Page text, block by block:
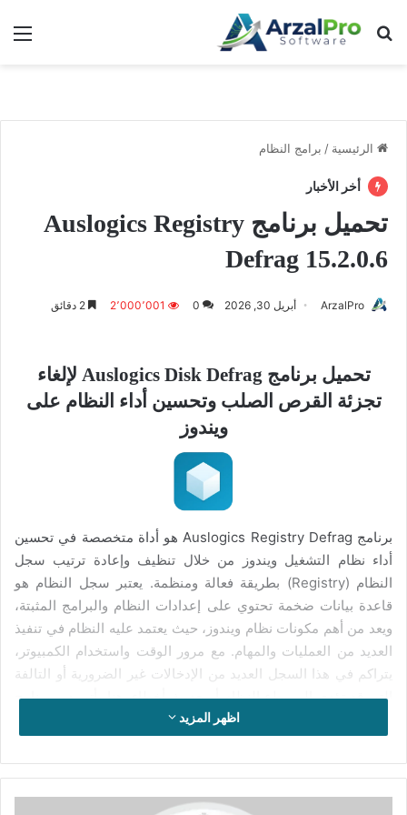
بحث عن
الرئيسية / برامج النظام
أخر الأخبار
تحميل برنامج Auslogics Registry
Defrag 15.2.0.6
ArzalPro أبريل 30, 2026 0 2٬000٬001
تحميل برنامج Auslogics Disk Defrag لإلغاء
تجزئة القرص الصلب وتحسين أداء النظام على
ويندوز
برنامج Auslogics Registry Defrag هو أداة متخصصة في تحسين
أداء نظام التشغيل ويندوز من خلال تنظيف وإعادة ترتيب سجل
النظام (Registry) بطريقة فعالة ومنظمة. يعتبر سجل النظام هو
قاعدة بيانات ضخمة تحتوي على إعدادات النظام والبرامج المثبتة،
ويعد من أهم مكونات نظام ويندوز، حيث يعتمد عليه النظام في تنفيذ
العديد من العمليات والمهام. مع مرور الوقت واستخدام الكمبيوتر،
يتراكم في هذا السجل العديد من الإدخالات غير الضرورية أو التالفة
التي قد تؤدي إلى بطء النظام أو حدوث أخطاء. هنا يأتي دور برنامج
Auslogics Registry Defrag في تحسين الأداء وتسريع الجهاز.
يعمل برنامج Auslogics Registry Defrag على فحص سجل النظام
المسجلة التي لم تعد مرتبطة بأي برنامج، أو الإدخالات المكررة أو
اظهر المزيد